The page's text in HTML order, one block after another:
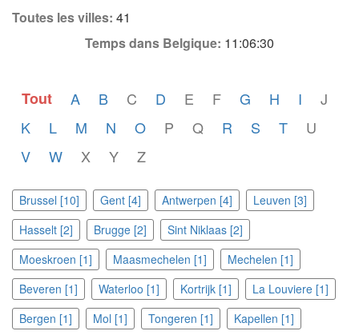
Toutes les villes: 41
Temps dans Belgique: 11:06:30
Tout A B C D E F G H I
J
K
L M N O P Q R S T
U
V
W X Y Z
Brussel [10] Gent [4] Antwerpen [4]
Leuven [3]
Hasselt [2]
Brugge [2]
Sint Niklaas [2]
Moeskroen [1]
Maasmechelen [1]
Mechelen [1]
Beveren [1]
Waterloo [1] Kortrijk [1]
La Louviere [1]
Bergen [1]
Mol [1] Tongeren [1]
Kapellen [1]